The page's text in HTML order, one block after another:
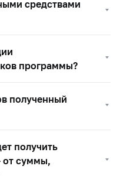
средствами
программы?
полученный
получить
от суммы,